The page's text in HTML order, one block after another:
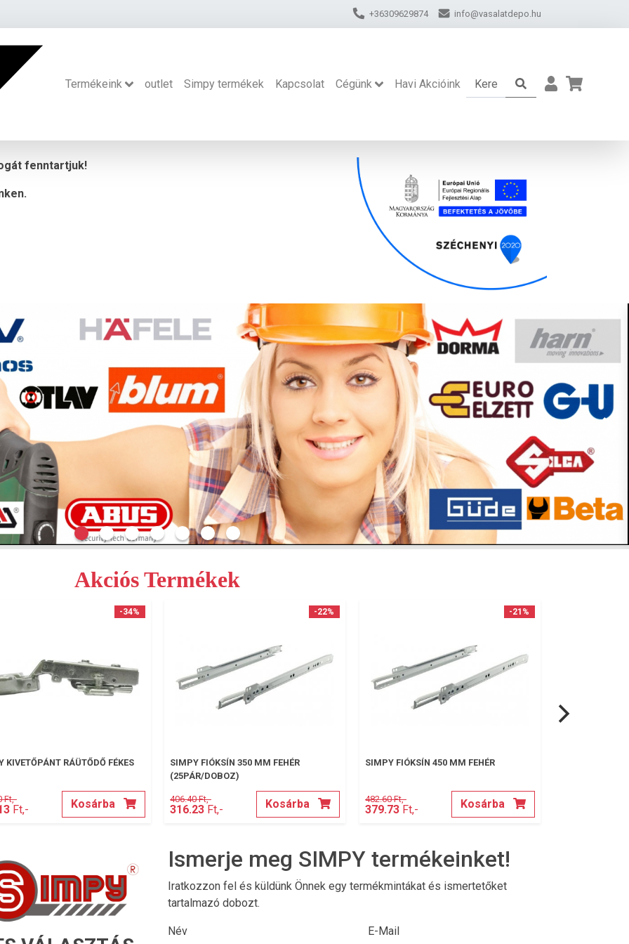
+36309629874 info@vasalatdepo.hu
Termékeink outlet Simpy termékek Kapcsolat Cégünk Havi Akcióink
fenntartjuk!
Akciós Termékek
-34%
KIVETŐPÁNT RÁÜTŐDŐ FÉKES
Ft,-
Ft,- Kosárba
-22%
SIMPY FIÓKSÍN 350 MM FEHÉR
(25PÁR/DOBOZ)
406.40 Ft,-
316.23 Ft,- Kosárba
-21%
SIMPY FIÓKSÍN 450 MM FEHÉR
482.60 Ft,-
379.73 Ft,- Kosárba
Ismerje meg SIMPY termékeinket!
Iratkozzon fel és küldünk Önnek egy termékmintákat és ismertetőket
tartalmazó dobozt.
Név E-Mail